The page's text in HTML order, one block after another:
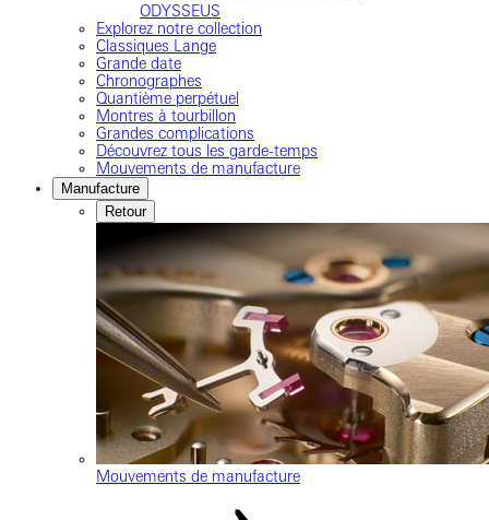
ODYSSEUS
Explorez notre collection
Classiques Lange
Grande date
Chronographes
Quantième perpétuel
Montres à tourbillon
Grandes complications
Découvrez tous les garde-temps
Mouvements de manufacture
Manufacture
Retour
Mouvements de manufacture